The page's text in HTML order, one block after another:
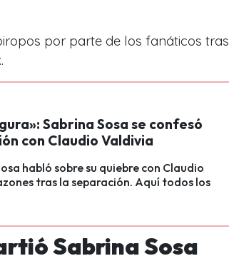
por parte de los fanáticos tras
Sabrina Sosa se confesó
con Claudio Valdivia
habló sobre su quiebre con Claudio
tras la separación. Aquí todos los
Sabrina Sosa